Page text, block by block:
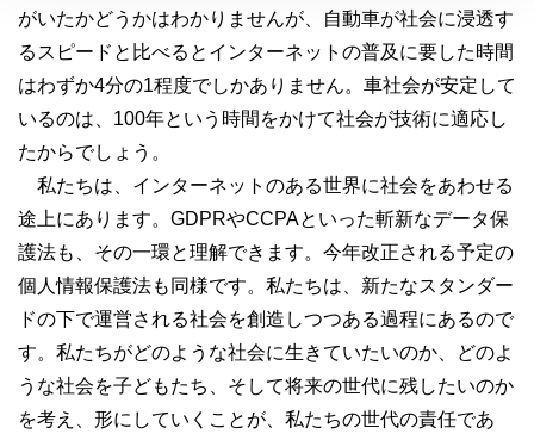
がいたかどうかはわかりませんが、自動車が社会に浸透す
るスピードと比べるとインターネットの普及に要した時間
はわずか4分の1程度でしかありません。車社会が安定して
いるのは、100年という時間をかけて社会が技術に適応し
たからでしょう。
私たちは、インターネットのある世界に社会をあわせる
途上にあります。GDPRやCCPAといった斬新なデータ保
護法も、その一環と理解できます。今年改正される予定の
個人情報保護法も同様です。私たちは、新たなスタンダー
ドの下で運営される社会を創造しつつある過程にあるので
す。私たちがどのような社会に生きていたいのか、どのよ
うな社会を子どもたち、そして将来の世代に残したいのか
を考え、形にしていくことが、私たちの世代の責任であ